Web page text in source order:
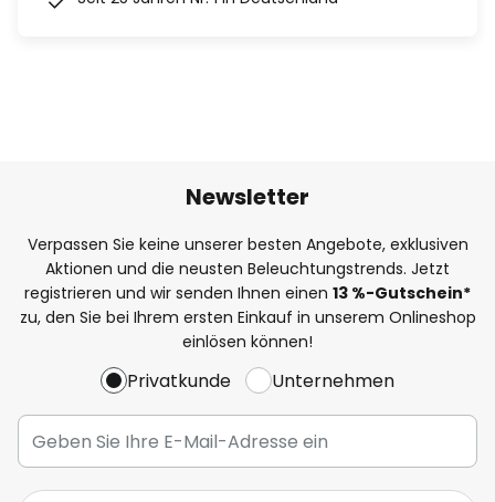
Newsletter
Verpassen Sie keine unserer besten Angebote, exklusiven
Aktionen und die neusten Beleuchtungstrends. Jetzt
registrieren und wir senden Ihnen einen 13 %-Gutschein*
zu, den Sie bei Ihrem ersten Einkauf in unserem Onlineshop
einlösen können!
Privatkunde Unternehmen